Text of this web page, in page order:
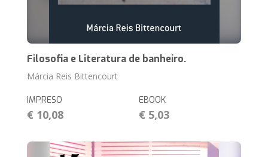
Filosofia e Literatura de banheiro.
Márcia Reis Bittencourt
IMPRESO
€ 10,08
EBOOK
€ 5,03